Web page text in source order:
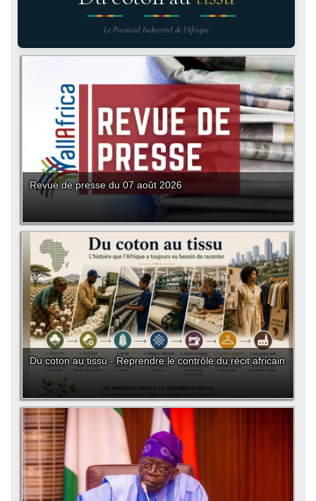
Le Potentiel Industriel de l'Afrique
Revue de presse du 07 août 2026
Du coton au tissu - Reprendre le contrôle du récit africain